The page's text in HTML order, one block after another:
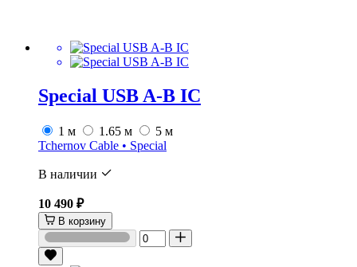
Special USB A-B IC
1 м 1.65 м
5 м
Tchernov Cable • Special
В наличии
10 490 ₽
В корзину